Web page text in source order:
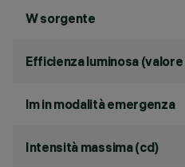
W sorgente
Efficienza luminosa
lm in modalità emergenza
Intensità massima (cd)